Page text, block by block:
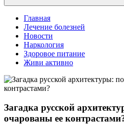
Главная
Лечение болезней
Новости
Наркология
Здоровое питание
Живи активно
Загадка русской
очарованы ее